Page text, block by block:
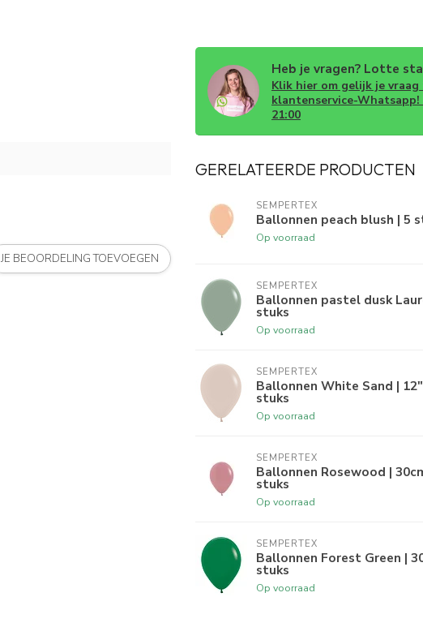
JE BEOORDELING TOEVOEGEN
Heb je vragen? Lotte
Klik hier om gelijk je
klantenservice-Whatsapp!
21:00
GERELATEERDE PRODUCTEN
SEMPERTEX
Ballonnen peach blush | 5
Op voorraad
SEMPERTEX
Ballonnen pastel dusk
stuks
Op voorraad
SEMPERTEX
Ballonnen White Sand |
stuks
Op voorraad
SEMPERTEX
Ballonnen Rosewood |
stuks
Op voorraad
SEMPERTEX
Ballonnen Forest Green |
stuks
Op voorraad